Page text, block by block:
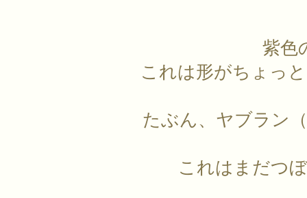
紫色
これは形がちょっ
たぶん、ヤブラン
これはまだつ